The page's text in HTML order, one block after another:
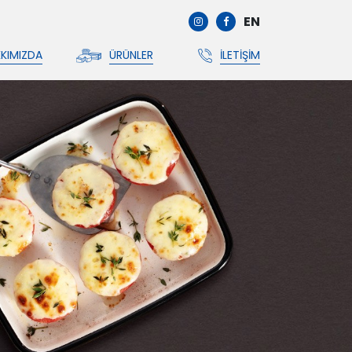
EN
ÜRÜNLER İLETIŞIM